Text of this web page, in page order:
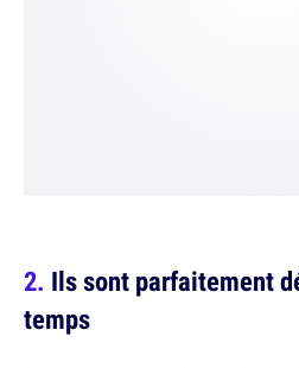
Ils sont parfaitement
temps